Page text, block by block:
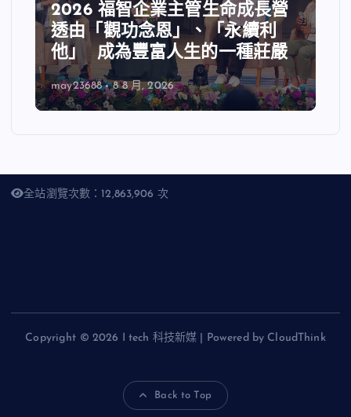
2026 福智企業主管生命成長營
透由「觀功念恩」、「永續利
他」 成為豐富人生的一種莊嚴
may23688 8 8 月, 2026
全站瀏覽次數：12,863,906 次
Copyright © 2026 I tech 科技新媒 | Powered by CloudThink
Back to Top